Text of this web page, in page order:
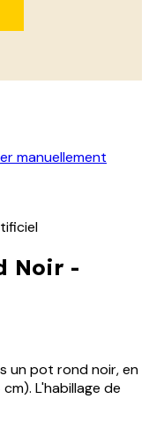
manuellement
Noir -
un pot rond noir, en
L'habillage de